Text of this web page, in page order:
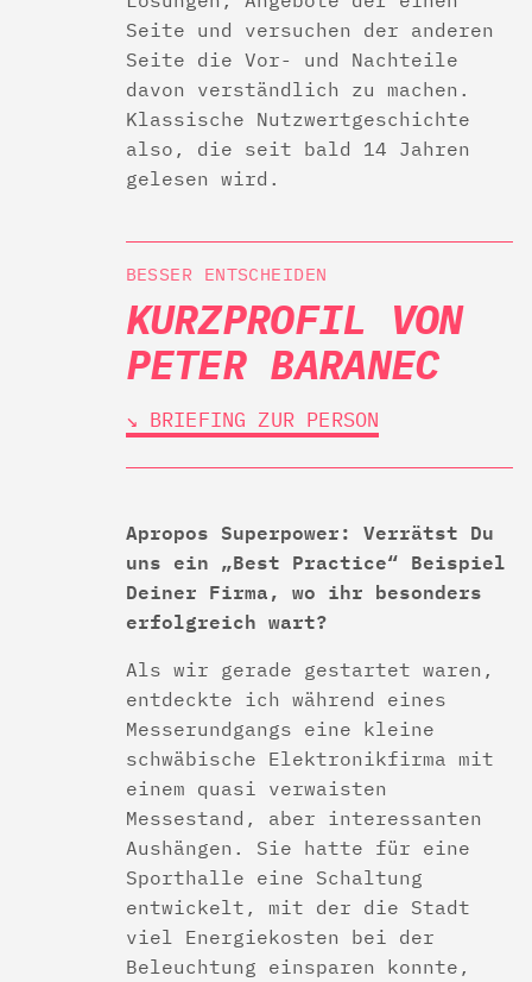
Seite und versuchen der anderen
Seite die Vor- und Nachteile
davon verständlich zu machen.
Klassische Nutzwertgeschichte
also, die seit bald 14 Jahren
gelesen wird.
BESSER ENTSCHEIDEN
KURZPROFIL VON
PETER BARANEC
↘︎ BRIEFING ZUR PERSON
Apropos Superpower: Verrätst Du
uns ein „Best Practice“ Beispiel
Deiner Firma, wo ihr besonders
erfolgreich wart?
Als wir gerade gestartet waren,
entdeckte ich während eines
Messerundgangs eine kleine
schwäbische Elektronikfirma mit
einem quasi verwaisten
Messestand, aber interessanten
Aushängen. Sie hatte für eine
Sporthalle eine Schaltung
entwickelt, mit der die Stadt
viel Energiekosten bei der
Beleuchtung einsparen konnte,